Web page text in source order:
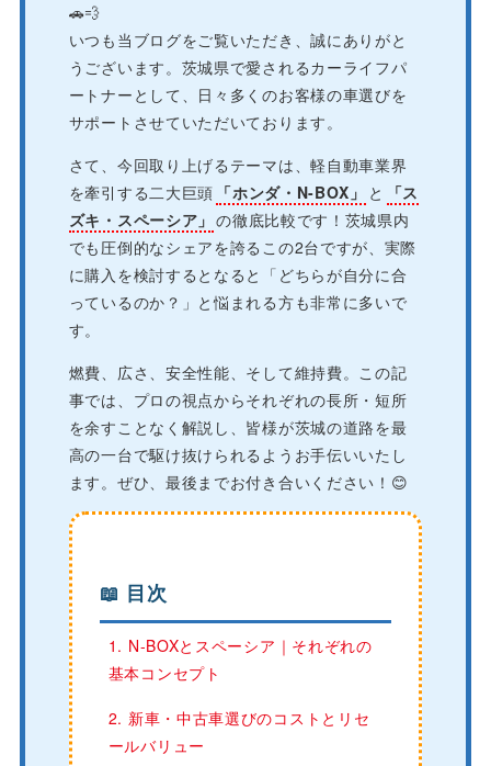
🚗💨
いつも当ブログをご覧いただき、誠にありがと
うございます。茨城県で愛されるカーライフパ
ートナーとして、日々多くのお客様の車選びを
サポートさせていただいております。
さて、今回取り上げるテーマは、軽自動車業界
を牽引する二大巨頭 「ホンダ・N-BOX」 と
「ス
ズキ・スペーシア」 の徹底比較です！茨城県内
でも圧倒的なシェアを誇るこの2台ですが、実際
に購入を検討するとなると「どちらが自分に合
っているのか？」と悩まれる方も非常に多いで
す。
燃費、広さ、安全性能、そして維持費。この記
事では、プロの視点からそれぞれの長所・短所
を余すことなく解説し、皆様が茨城の道路を最
高の一台で駆け抜けられるようお手伝いいたし
ます。ぜひ、最後までお付き合いください！😊
📖 目次
1. N-BOXとスペーシア｜それぞれの
基本コンセプト
2. 新車・中古車選びのコストとリセ
ールバリュー